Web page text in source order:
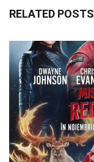
RELATED POSTS